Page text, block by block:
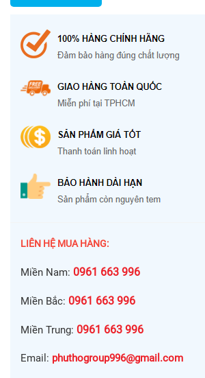
LIÊN HỆ MUA HÀNG:
Miền Nam: 0961 663 996
Miền Bắc: 0961 663 996
Miền Trung: 0961 663 996
Email: phuthogroup996@gmail.com